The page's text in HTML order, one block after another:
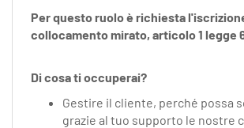
Per questo ruolo è richiesta
collocamento mirato, articolo 1 legge
Di cosa ti occuperai?
Gestire il cliente, perché possa
grazie al tuo supporto le nostre